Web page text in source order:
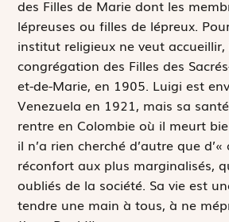
des Filles de Marie dont les
lépreuses ou filles de lépreux.
institut religieux ne veut
congrégation des Filles des
et-de-Marie, en 1905. Luigi est
Venezuela en 1921, mais sa
rentre en Colombie où il meurt
il n’a rien cherché d’autre que
réconfort aux plus marginalisés,
oubliés de la société. Sa vie est
tendre une main à tous, à ne